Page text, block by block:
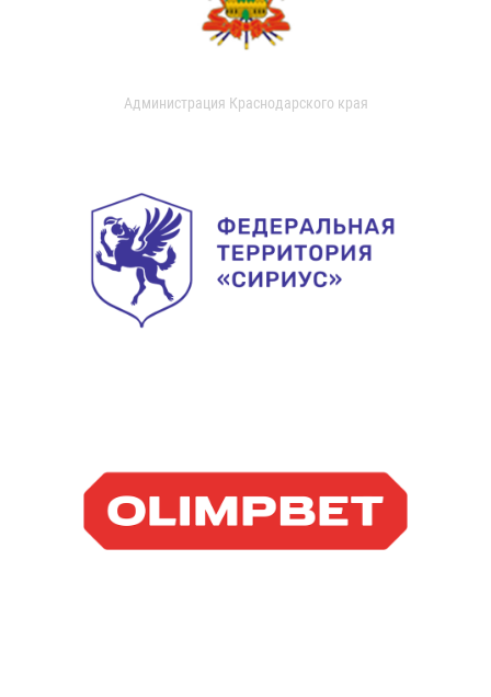
Администрация Краснодарского края